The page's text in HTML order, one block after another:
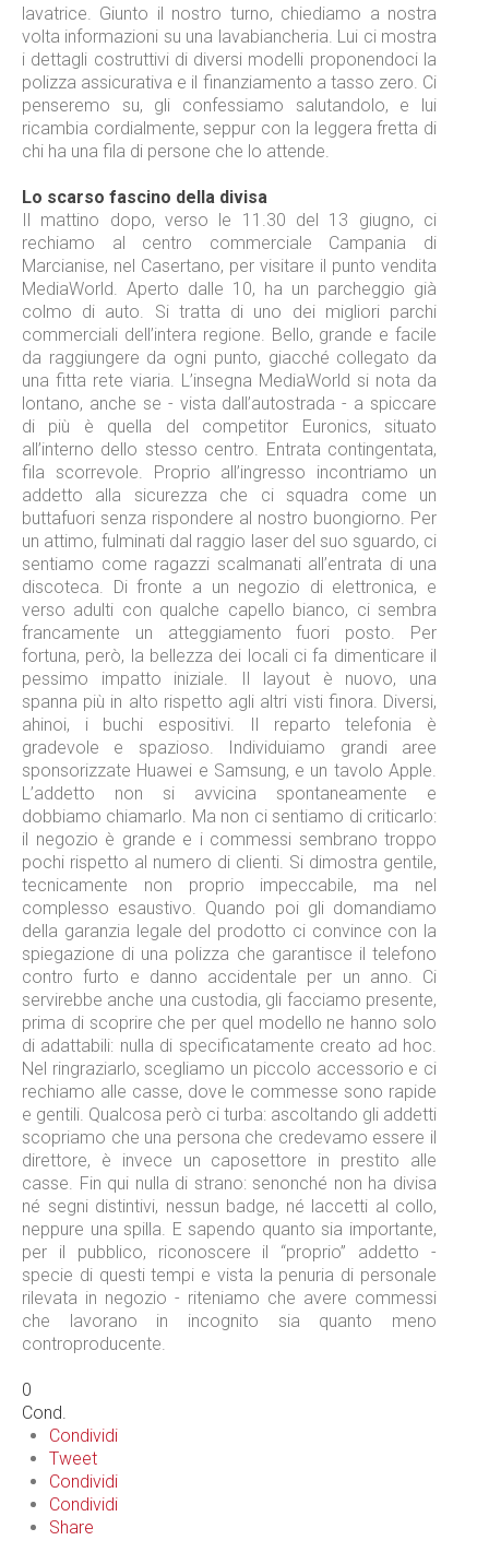
lavatrice. Giunto il nostro turno, chiediamo a nostra
volta informazioni su una lavabiancheria. Lui ci mostra
i dettagli costruttivi di diversi modelli proponendoci la
polizza assicurativa e il finanziamento a tasso zero. Ci
penseremo su, gli confessiamo salutandolo, e lui
ricambia cordialmente, seppur con la leggera fretta di
chi ha una fila di persone che lo attende.
Lo scarso fascino della divisa
Il mattino dopo, verso le 11.30 del 13 giugno, ci
rechiamo al centro commerciale Campania di
Marcianise, nel Casertano, per visitare il punto vendita
MediaWorld. Aperto dalle 10, ha un parcheggio già
colmo di auto. Si tratta di uno dei migliori parchi
commerciali dell’intera regione. Bello, grande e facile
da raggiungere da ogni punto, giacché collegato da
una fitta rete viaria. L’insegna MediaWorld si nota da
lontano, anche se - vista dall’autostrada - a spiccare
di più è quella del competitor Euronics, situato
all’interno dello stesso centro. Entrata contingentata,
fila scorrevole. Proprio all’ingresso incontriamo un
addetto alla sicurezza che ci squadra come un
buttafuori senza rispondere al nostro buongiorno. Per
un attimo, fulminati dal raggio laser del suo sguardo, ci
sentiamo come ragazzi scalmanati all’entrata di una
discoteca. Di fronte a un negozio di elettronica, e
verso adulti con qualche capello bianco, ci sembra
francamente un atteggiamento fuori posto. Per
fortuna, però, la bellezza dei locali ci fa dimenticare il
pessimo impatto iniziale. Il layout è nuovo, una
spanna più in alto rispetto agli altri visti finora. Diversi,
ahinoi, i buchi espositivi. Il reparto telefonia è
gradevole e spazioso. Individuiamo grandi aree
sponsorizzate Huawei e Samsung, e un tavolo Apple.
L’addetto non si avvicina spontaneamente e
dobbiamo chiamarlo. Ma non ci sentiamo di criticarlo:
il negozio è grande e i commessi sembrano troppo
pochi rispetto al numero di clienti. Si dimostra gentile,
tecnicamente non proprio impeccabile, ma nel
complesso esaustivo. Quando poi gli domandiamo
della garanzia legale del prodotto ci convince con la
spiegazione di una polizza che garantisce il telefono
contro furto e danno accidentale per un anno. Ci
servirebbe anche una custodia, gli facciamo presente,
prima di scoprire che per quel modello ne hanno solo
di adattabili: nulla di specificatamente creato ad hoc.
Nel ringraziarlo, scegliamo un piccolo accessorio e ci
rechiamo alle casse, dove le commesse sono rapide
e gentili. Qualcosa però ci turba: ascoltando gli addetti
scopriamo che una persona che credevamo essere il
direttore, è invece un caposettore in prestito alle
casse. Fin qui nulla di strano: senonché non ha divisa
né segni distintivi, nessun badge, né laccetti al collo,
neppure una spilla. E sapendo quanto sia importante,
per il pubblico, riconoscere il “proprio” addetto -
specie di questi tempi e vista la penuria di personale
rilevata in negozio - riteniamo che avere commessi
che lavorano in incognito sia quanto meno
controproducente.
0
Cond.
Condividi
Tweet
Condividi
Condividi
Share